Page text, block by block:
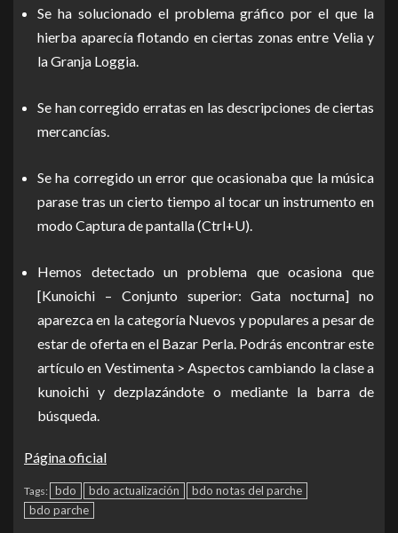
Se ha solucionado el problema gráfico por el que la
hierba aparecía flotando en ciertas zonas entre Velia y
la Granja Loggia.
Se han corregido erratas en las descripciones de ciertas
mercancías.
Se ha corregido un error que ocasionaba que la música
parase tras un cierto tiempo al tocar un instrumento en
modo Captura de pantalla (Ctrl+U).
Hemos detectado un problema que ocasiona que
[Kunoichi – Conjunto superior: Gata nocturna] no
aparezca en la categoría Nuevos y populares a pesar de
estar de oferta en el Bazar Perla. Podrás encontrar este
artículo en Vestimenta > Aspectos cambiando la clase a
kunoichi y dezplazándote o mediante la barra de
búsqueda.
Página oficial
Tags: bdo bdo actualización
bdo notas del parche
bdo parche